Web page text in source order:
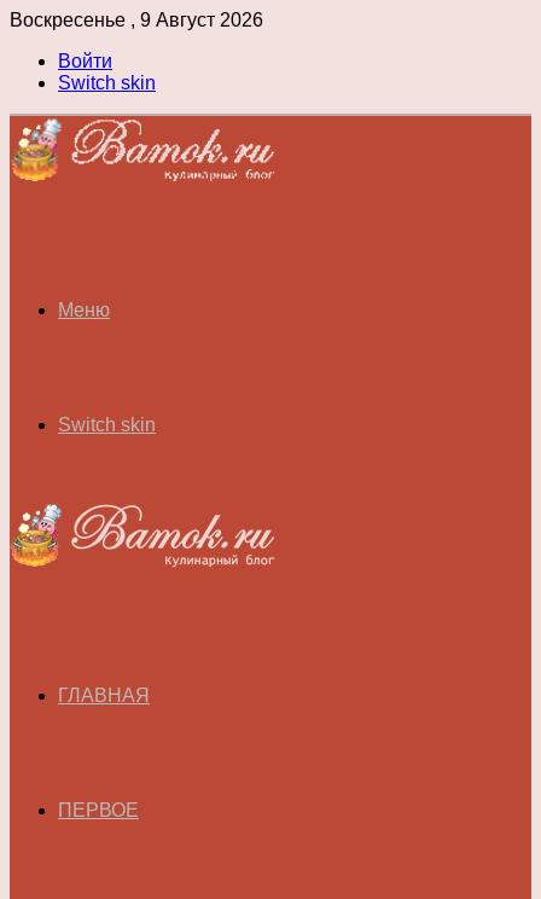
Воскресенье , 9 Август 2026
Войти
Switch skin
Меню
Switch skin
ГЛАВНАЯ
ПЕРВОЕ